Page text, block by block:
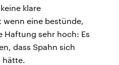
klare
eine bestünde,
Haftung sehr hoch: Es
dass Spahn sich
hätte.